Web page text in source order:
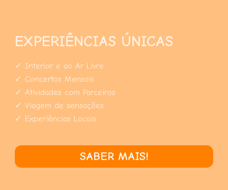
EXPERIÊNCIAS ÚNICAS
✓ Interior e ao Ar Livre
✓ Concertos Mensais
✓ Atividades com Parceiros
✓ Viagem de sensações
✓ Experiências Locais
SABER MAIS!